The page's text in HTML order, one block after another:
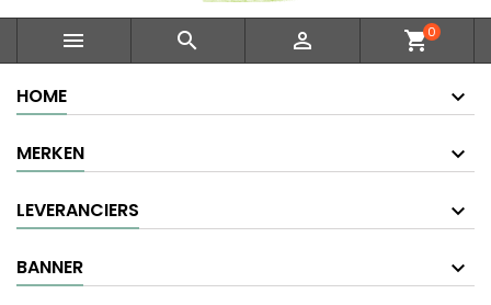
   shopping_cart0
HOME
MERKEN
LEVERANCIERS
BANNER